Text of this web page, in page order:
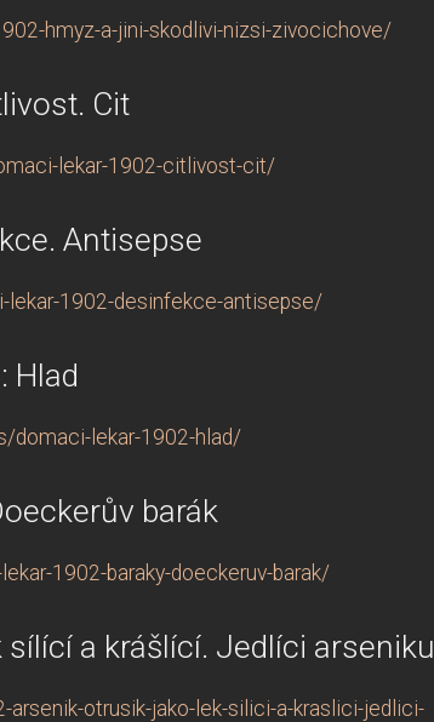
hmyz-a-jini-skodlivi-nizsi-zivocichove/
Cit
lekar-1902-citlivost-cit/
Antisepse
1902-desinfekce-antisepse/
Hlad
domaci-lekar-1902-hlad/
barák
1902-baraky-doeckeruv-barak/
a krášlící. Jedlíci arseniku
otrusik-jako-lek-silici-a-kraslici-jedlici-